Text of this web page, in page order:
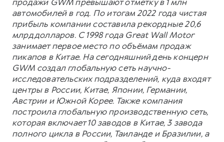
автомобилей в год. По итогам 2022 года чистая
прибыль компании составила рекордные 20,6
млрд долларов. С 1998 года Great Wall Motor
занимает первое место по объёмам продаж
пикапов в Китае. На сегодняшний день концерн
GWM создал глобальную сеть научно-
исследовательских подразделений, куда входят
центры в России, Китае, Японии, Германии,
Австрии и Южной Корее. Также компания
построила глобальную производственную сеть,
которая включает 10 заводов в Китае, 3 завода
полного цикла в России, Таиланде и Бразилии, а